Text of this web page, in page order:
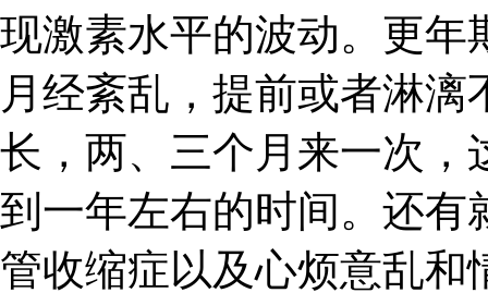
现激素水平的波动。更年
月经紊乱，提前或者淋
长，两、三个月来一次，
到一年左右的时间。还有
管收缩症以及心烦意乱和